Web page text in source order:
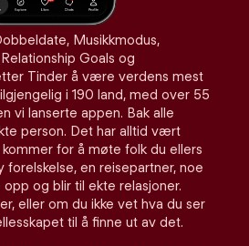
Musikkmodus,
Goals og
Tinder å være verdens mest
i 190 land, med over 55
vi lanserte appen. Bak alle
person. Det har alltid vært
for å møte folk du ellers
forelskelse, en reisepartner, noe
og blir til ekte relasjoner.
eller om du ikke vet hva du ser
til å finne ut av det.